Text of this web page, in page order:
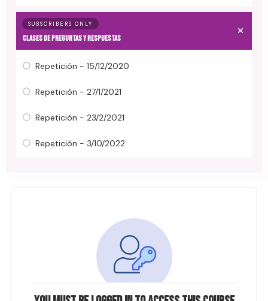
SUBSCRIBERS ONLY
Clases de preguntas y respuestas
Repetición - 15/12/2020
Repetición - 27/1/2021
Repetición - 23/2/2021
Repetición - 3/10/2022